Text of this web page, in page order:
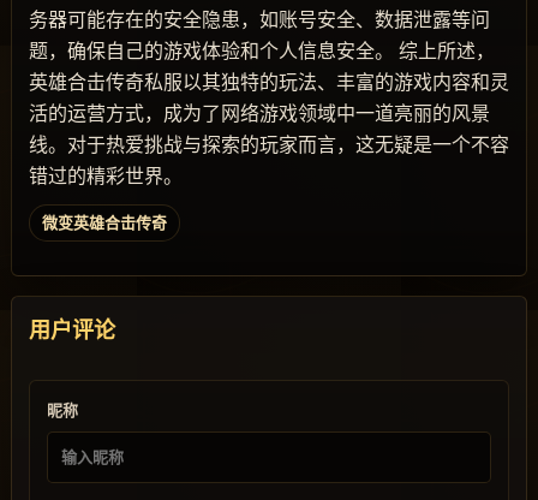
务器可能存在的安全隐患，如账号安全、数据泄露等问
题，确保自己的游戏体验和个人信息安全。 综上所述，
英雄合击传奇私服以其独特的玩法、丰富的游戏内容和灵
活的运营方式，成为了网络游戏领域中一道亮丽的风景
线。对于热爱挑战与探索的玩家而言，这无疑是一个不容
错过的精彩世界。
微变英雄合击传奇
用户评论
昵称